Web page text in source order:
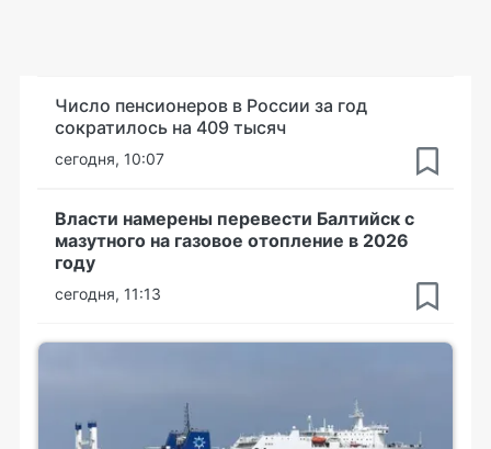
Число пенсионеров в России за год
сократилось на 409 тысяч
сегодня, 10:07
Власти намерены перевести Балтийск с
мазутного на газовое отопление в 2026
году
сегодня, 11:13